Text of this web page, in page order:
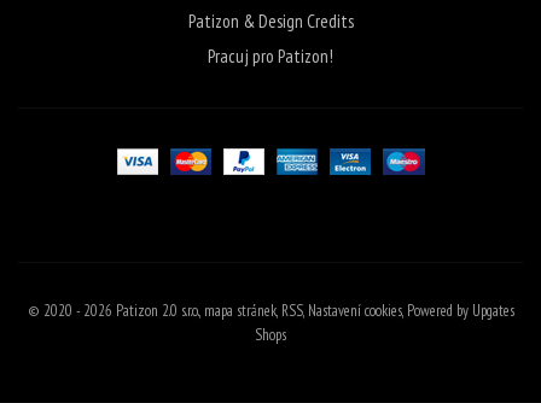
Patizon & Design Credits
Pracuj pro Patizon!
© 2020 - 2026 Patizon 2.0 s.r.o., mapa stránek, RSS, Nastavení cookies, Powered by Upgates
Shops